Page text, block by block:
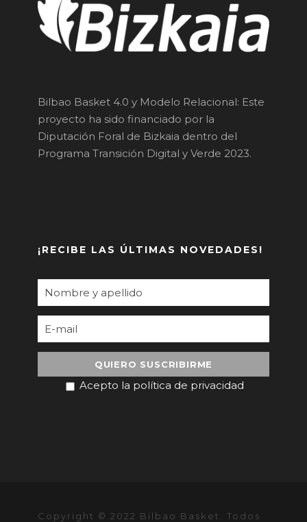
Bilbao Basket 4.0 y Modelo Relacional: Este
proyecto ha sido financiado por la
Diputación Foral de Bizkaia dentro del
Programa Transición Digital y Verde 2023.
¡RECIBE LAS ÚLTIMAS NOVEDADES!
Acepto la política de privacidad
Copyright © 2022 Bilbao Basket. Todos